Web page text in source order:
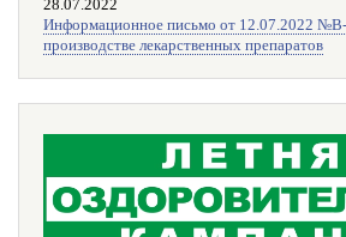
28.07.2022
Информационное письмо от 12.07.2022
производстве лекарственных препаратов